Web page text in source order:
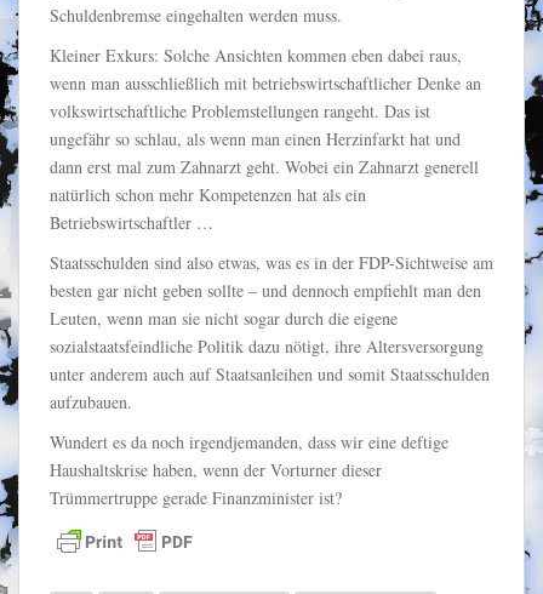
Schuldenbremse eingehalten werden muss.
Kleiner Exkurs: Solche Ansichten kommen eben dabei raus,
wenn man ausschließlich mit betriebswirtschaftlicher Denke an
volkswirtschaftliche Problemstellungen rangeht. Das ist
ungefähr so schlau, als wenn man einen Herzinfarkt hat und
dann erst mal zum Zahnarzt geht. Wobei ein Zahnarzt generell
natürlich schon mehr Kompetenzen hat als ein
Betriebswirtschaftler …
Staatsschulden sind also etwas, was es in der FDP-Sichtweise am
besten gar nicht geben sollte – und dennoch empfiehlt man den
Leuten, wenn man sie nicht sogar durch die eigene
sozialstaatsfeindliche Politik dazu nötigt, ihre Altersversorgung
unter anderem auch auf Staatsanleihen und somit Staatsschulden
aufzubauen.
Wundert es da noch irgendjemanden, dass wir eine deftige
Haushaltskrise haben, wenn der Vorturner dieser
Trümmertruppe gerade Finanzminister ist?